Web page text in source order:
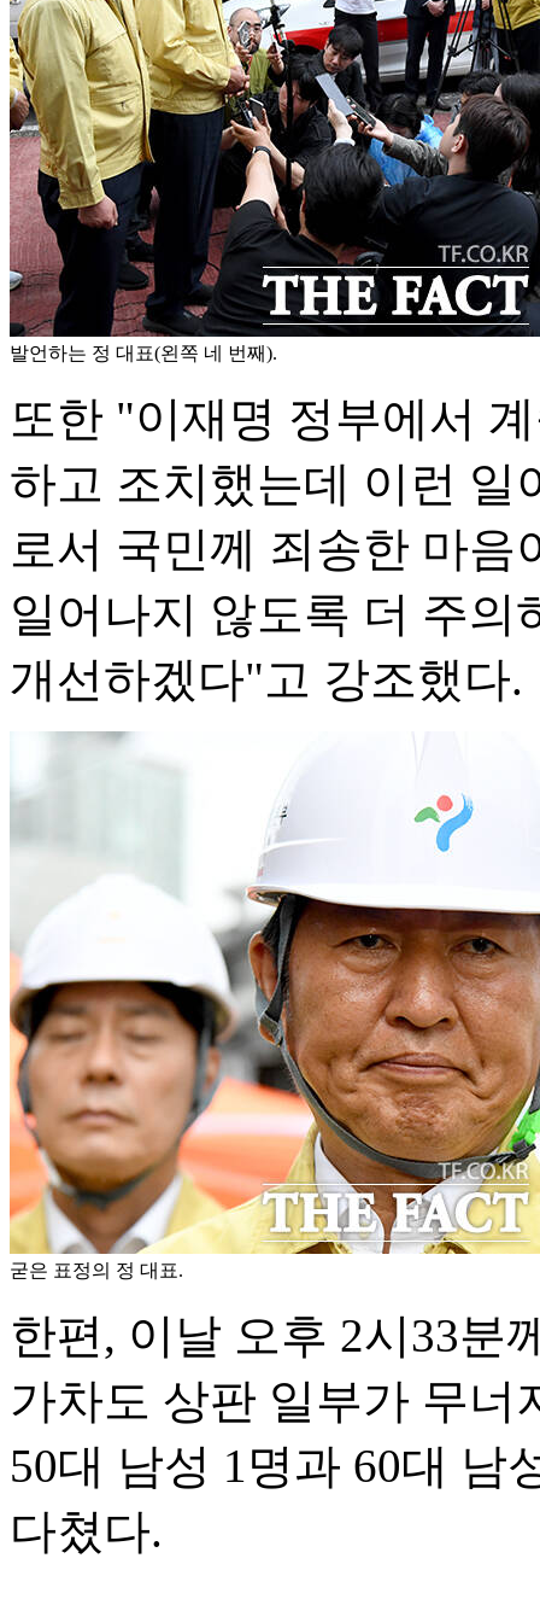
발언하는 정 대표(왼쪽 네 번째).
또한 "이재명 정부에서
하고 조치했는데 이런 일
로서 국민께 죄송한 마
일어나지 않도록 더 주의
개선하겠다"고 강조했다.
굳은 표정의 정 대표.
한편, 이날 오후 2시33분
가차도 상판 일부가 무너
50대 남성 1명과 60대 남
다쳤다.